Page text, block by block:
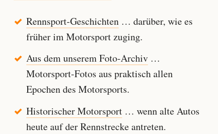
Rennsport-Geschichten… darüber, wie es
früher im Motorsport zuging.
Aus dem unserem Foto-Archiv…
Motorsport-Fotos aus praktisch allen
Epochen des Motorsports.
Historischer Motorsport… wenn alte Autos
heute auf der Rennstrecke antreten.